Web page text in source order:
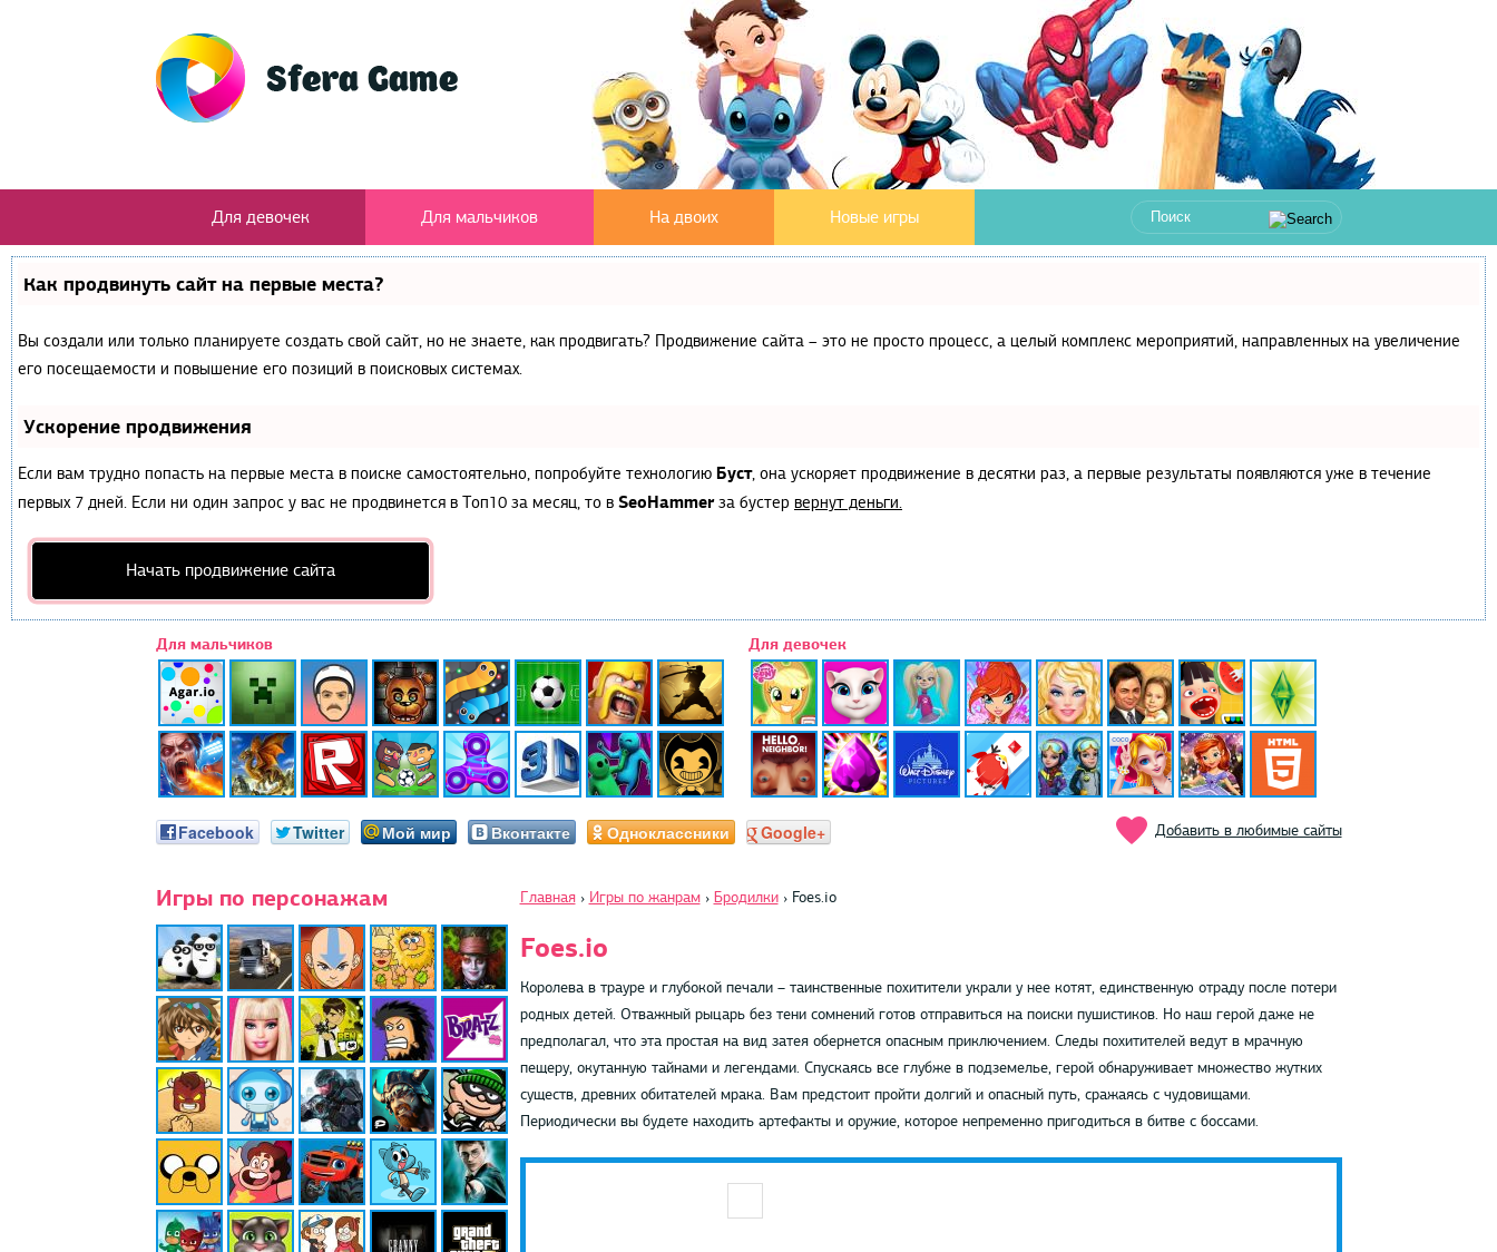
Для девочек Для мальчиков На двоих Новые игры
Как продвинуть сайт на первые места?
Вы создали или только планируете создать свой сайт, но не знаете, как продвигать? Продвижение сайта – это не просто процесс, а целый комплекс мероприятий, направленных на увеличение
его посещаемости и повышение его позиций в поисковых системах.
Ускорение продвижения
Если вам трудно попасть на первые места в поиске самостоятельно, попробуйте технологию Буст, она ускоряет продвижение в десятки раз, а первые результаты появляются уже в течение
первых 7 дней. Если ни один запрос у вас не продвинется в Топ10 за месяц, то в SeoHammerза бустер вернут деньги.
Начать продвижение сайта
Для мальчиков Для девочек
Facebook Twitter Мой мир Вконтакте Одноклассники Google+ Добавить в любимые сайты
Игры по персонажам Главная › Игры по жанрам › Бродилки › Foes.io
Foes.io
Королева в трауре и глубокой печали – таинственные похитители украли у нее котят, единственную отраду после потери
родных детей. Отважный рыцарь без тени сомнений готов отправиться на поиски пушистиков. Но наш герой даже не
предполагал, что эта простая на вид затея обернется опасным приключением. Следы похитителей ведут в мрачную
пещеру, окутанную тайнами и легендами. Спускаясь все глубже в подземелье, герой обнаруживает множество жутких
существ, древних обитателей мрака. Вам предстоит пройти долгий и опасный путь, сражаясь с чудовищами.
Периодически вы будете находить артефакты и оружие, которое непременно пригодиться в битве с боссами.